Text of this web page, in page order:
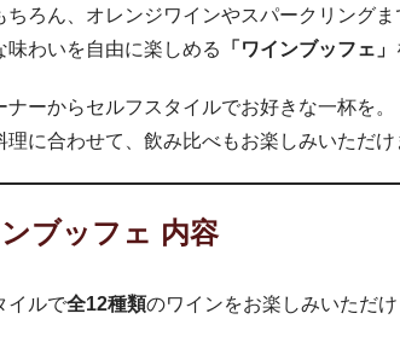
ちろん、オレンジワインやスパークリングま
味わいを自由に楽しめる
「ワインブッフェ」
ナーからセルフスタイルでお好きな一杯を。
理に合わせて、飲み比べもお楽しみいただけ
ブッフェ 内容
イルで全12種類のワインをお楽しみいただけ